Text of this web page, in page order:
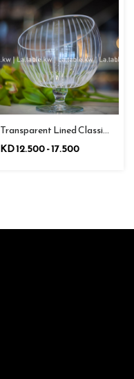
Transparent Lined Classic Halfmoon With Stand / كلاسيك وعاء نصف القمر مع قاعدة مبطن شفاف
KD 12.500 - 17.500